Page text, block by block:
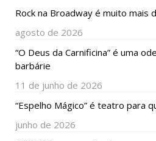
Rock na Broadway é muito mais
agosto de 2026
“O Deus da Carnificina” é uma
barbárie
11 de junho de 2026
“Espelho Mágico” é teatro para
junho de 2026